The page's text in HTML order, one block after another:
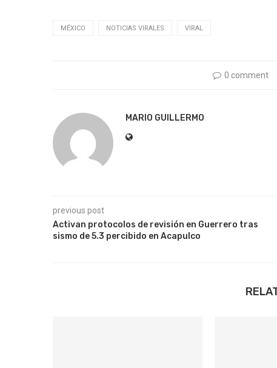
MÉXICO NOTICIAS VIRALES VIRAL
0 comment
MARIO GUILLERMO
previous post
Activan protocolos de revisión en Guerrero tras
sismo de 5.3 percibido en Acapulco